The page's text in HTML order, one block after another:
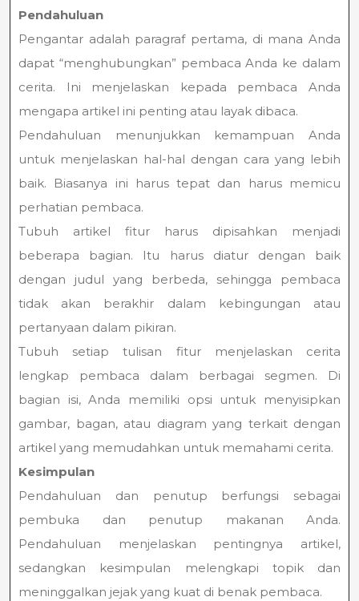
Pendahuluan
Pengantar adalah paragraf pertama, di mana Anda
dapat “menghubungkan” pembaca Anda ke dalam
cerita. Ini menjelaskan kepada pembaca Anda
mengapa artikel ini penting atau layak dibaca.
Pendahuluan menunjukkan kemampuan Anda
untuk menjelaskan hal-hal dengan cara yang lebih
baik. Biasanya ini harus tepat dan harus memicu
perhatian pembaca.
Tubuh artikel fitur harus dipisahkan menjadi
beberapa bagian. Itu harus diatur dengan baik
dengan judul yang berbeda, sehingga pembaca
tidak akan berakhir dalam kebingungan atau
pertanyaan dalam pikiran.
Tubuh setiap tulisan fitur menjelaskan cerita
lengkap pembaca dalam berbagai segmen. Di
bagian isi, Anda memiliki opsi untuk menyisipkan
gambar, bagan, atau diagram yang terkait dengan
artikel yang memudahkan untuk memahami cerita.
Kesimpulan
Pendahuluan dan penutup berfungsi sebagai
pembuka dan penutup makanan Anda.
Pendahuluan menjelaskan pentingnya artikel,
sedangkan kesimpulan melengkapi topik dan
meninggalkan jejak yang kuat di benak pembaca.